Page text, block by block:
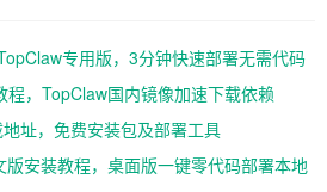
专用版，3分钟快速部署无需代码
，TopClaw国内镜像加速下载依赖
址，免费安装包及部署工具
安装教程，桌面版一键零代码部署本地